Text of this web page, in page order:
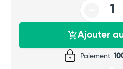
Ajouter
Paiement